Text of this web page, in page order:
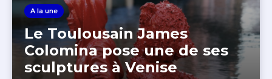
A la une
Le Toulousain James
Colomina pose une de ses
sculptures à Venise